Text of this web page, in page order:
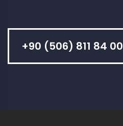
+90 (506) 811 84 00